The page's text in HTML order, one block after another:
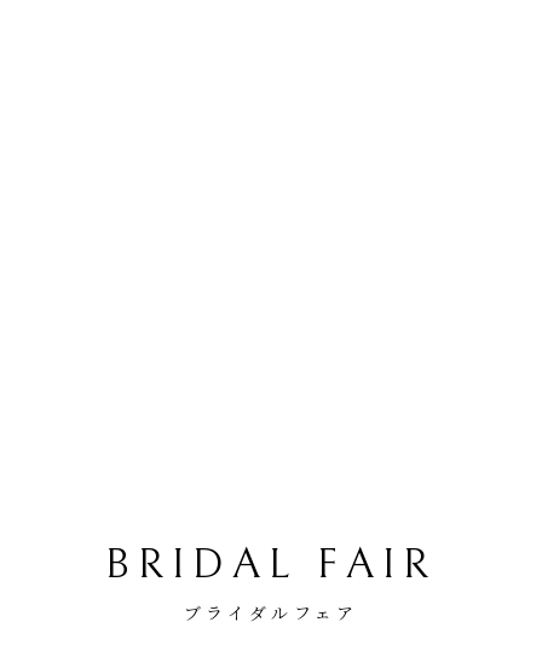
BRIDAL FAIR
ブライダルフェア